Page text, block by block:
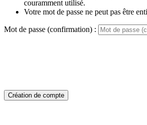
couramment utilisé.
Votre mot de passe ne peut pas être
Mot de passe (confirmation) :
Création de compte